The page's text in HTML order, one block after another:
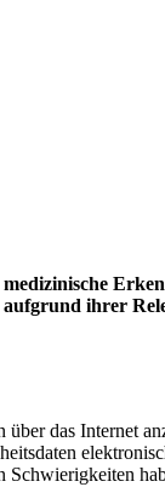
aufgrund ihrer
das Internet